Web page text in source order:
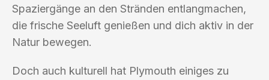
Spaziergänge an den Stränden entlangmachen,
die frische Seeluft genießen und dich aktiv in der
Natur bewegen.
Doch auch kulturell hat Plymouth einiges zu